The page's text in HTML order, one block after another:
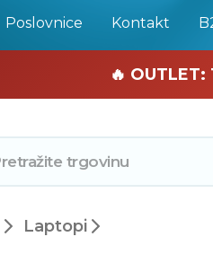
Poslovnice Kontakt
🏄
🔥
Laptopi